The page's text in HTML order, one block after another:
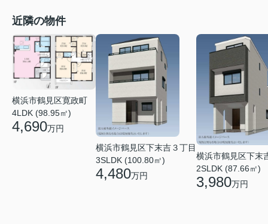
近隣の物件
横浜市鶴見区寛政町
4LDK (98.95㎡)
4,690万円
横浜市鶴見区下末吉３丁目
3SLDK (100.80㎡)
4,480万円
横浜市鶴見区下末
2SLDK (87.66㎡)
3,980万円